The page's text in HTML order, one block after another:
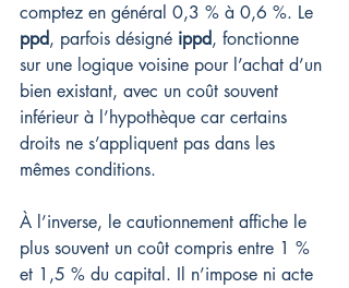
comptez en général 0,3 % à 0,6 %. Le
ppd, parfois désigné ippd, fonctionne
sur une logique voisine pour l’achat d’un
bien existant, avec un coût souvent
inférieur à l’hypothèque car certains
droits ne s’appliquent pas dans les
mêmes conditions.
À l’inverse, le cautionnement affiche le
plus souvent un coût compris entre 1 %
et 1,5 % du capital. Il n’impose ni acte